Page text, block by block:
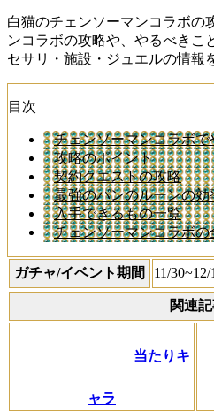
白猫のチェンソーマンコラボの
ンコラボの攻略や、やるべきこ
セサリ・施設・ジュエルの情報
目次
チェンソーマンコラボで
攻略のポイント
契約クエストの攻略
最強のパンのルーンの
入手できるもの一覧
チェンソーマンコラボの
ガチャ/イベント期間 11/30~12/
関連
当たりキ
ャラ